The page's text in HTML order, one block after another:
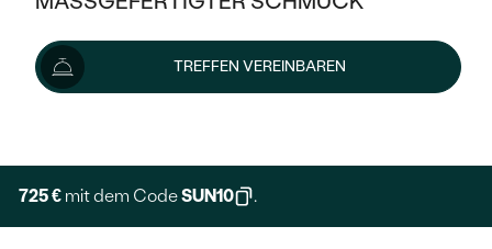
KLASSISCH
MEMOIRE
MIT MEHREREN DIAMANTEN
HALO
VINTAGE
AUSVERKAUF
WENN SCHMUCK HILFT
NACH TYP
PLATIN
OHRSTECKER
GOLD
SILBER
AUSVERKAUF
GOLD
TREFFEN VEREINBAREN
806 €
Lieferoptionen
725 € mit dem CodeSUN10 .